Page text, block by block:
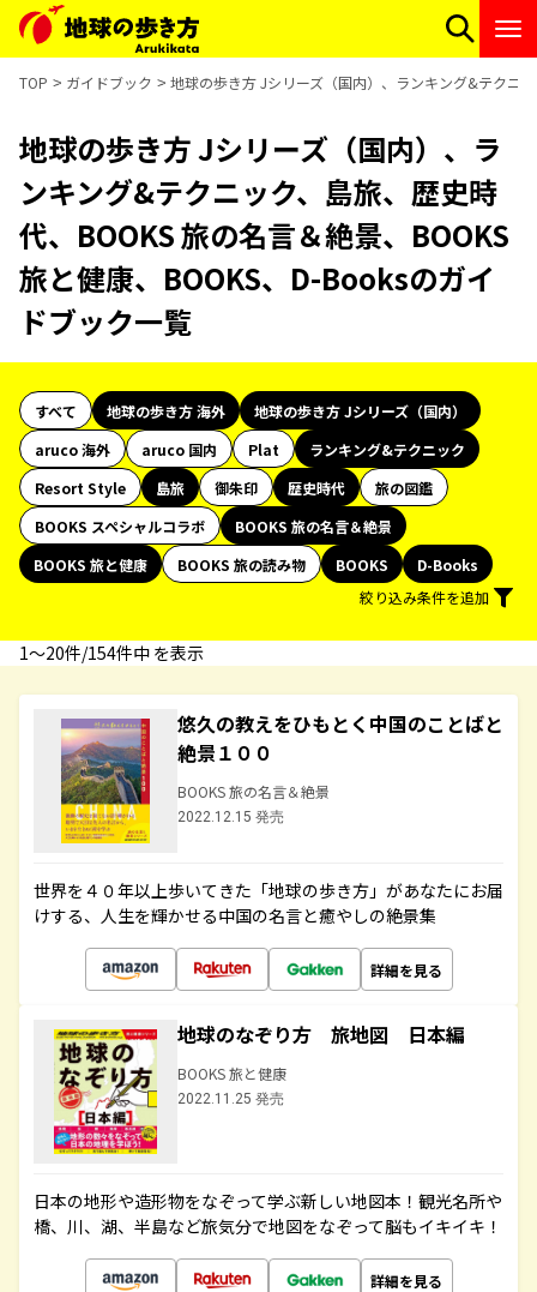
TOP ガイドブック 地球の歩き方 Jシリーズ（国内）、ランキング&テクニ
地球の歩き方 Jシリーズ（国内）、ラ
ンキング&テクニック、島旅、歴史時
代、BOOKS 旅の名言＆絶景、BOOKS
旅と健康、BOOKS、D-Booksのガイ
ドブック一覧
すべて 地球の歩き方 海外
地球の歩き方 Jシリーズ（国内）
aruco 海外
aruco 国内 Plat
ランキング&テクニック
Resort Style
島旅 御朱印 歴史時代
旅の図鑑
BOOKS スペシャルコラボ
BOOKS 旅の名言＆絶景
BOOKS 旅と健康
BOOKS 旅の読み物 BOOKS
D-Books
絞り込み条件を追加
1〜20件/154件中 を表示
悠久の教えをひもとく中国のことばと
絶景１００
BOOKS 旅の名言＆絶景
2022.12.15 発売
世界を４０年以上歩いてきた「地球の歩き方」があなたにお届
けする、人生を輝かせる中国の名言と癒やしの絶景集
詳細を見る
地球のなぞり方 旅地図 日本編
BOOKS 旅と健康
2022.11.25 発売
日本の地形や造形物をなぞって学ぶ新しい地図本！観光名所や
橋、川、湖、半島など旅気分で地図をなぞって脳もイキイキ！
詳細を見る